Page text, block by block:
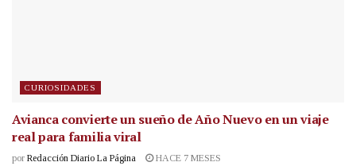
CURIOSIDADES
Avianca convierte un sueño de Año Nuevo en un viaje
real para familia viral
por Redacción Diario La Página HACE 7 MESES